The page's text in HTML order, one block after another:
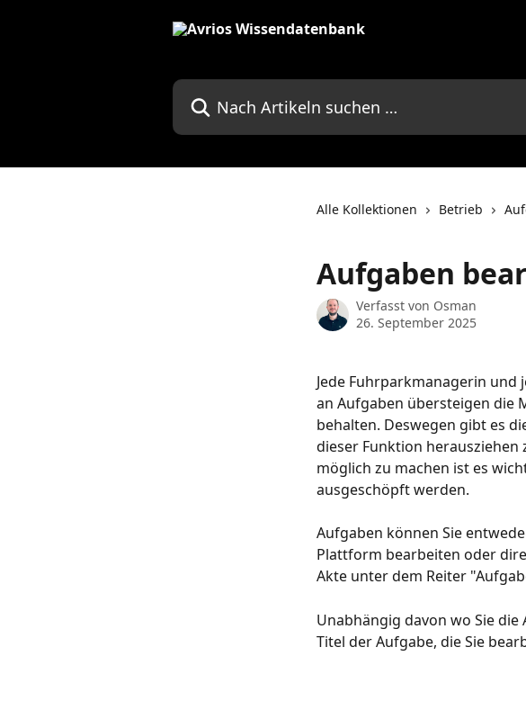
Nach Artikeln suchen …
Alle Kollektionen Betrieb
Aufgaben
Verfasst von Osman
26. September 2025
Jede Fuhrparkmanagerin und
an Aufgaben übersteigen die
behalten. Deswegen gibt es
dieser Funktion
möglich zu machen ist es
ausgeschöpft werden.
Aufgaben können Sie
Plattform bearbeiten oder
Akte unter dem Reiter
Unabhängig davon wo Sie
Titel der Aufgabe, die Sie